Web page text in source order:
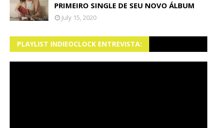
PRIMEIRO SINGLE DE SEU NOVO ÁLBUM
July 15, 2020
PLAYLIST INDIEOCLOCK ENTREVISTA: